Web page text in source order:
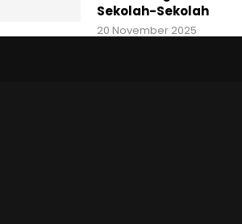
Sekolah-Sekolah
20 November 2025